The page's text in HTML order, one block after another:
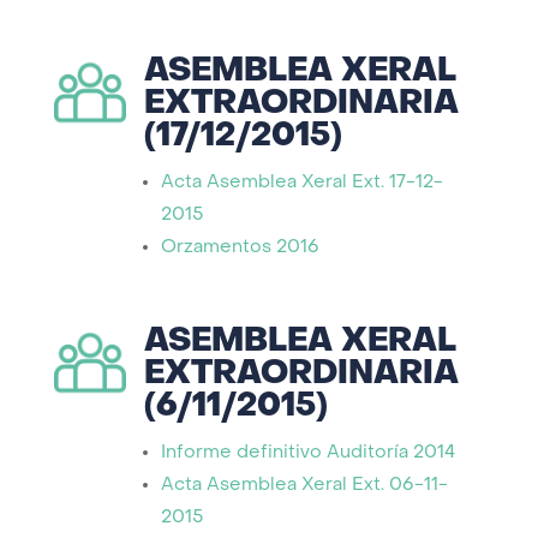
ASEMBLEA XERAL
EXTRAORDINARIA
(17/12/2015)
Acta Asemblea Xeral Ext. 17-12-
2015
Orzamentos 2016
ASEMBLEA XERAL
EXTRAORDINARIA
(6/11/2015)
Informe definitivo Auditoría 2014
Acta Asemblea Xeral Ext. 06-11-
2015